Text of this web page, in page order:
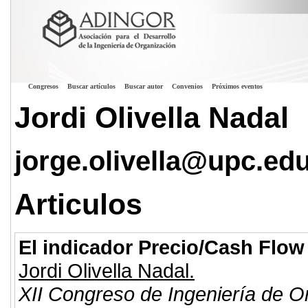
Congresos Buscar artículos Buscar autor Convenios Próximos eventos
Jordi Olivella Nadal
Articulos
El indicador Precio/Cash
Jordi Olivella Nadal.
XII Congreso de Ingeniería de